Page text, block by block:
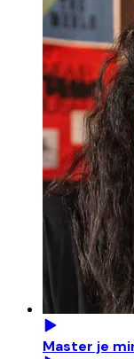
Master je